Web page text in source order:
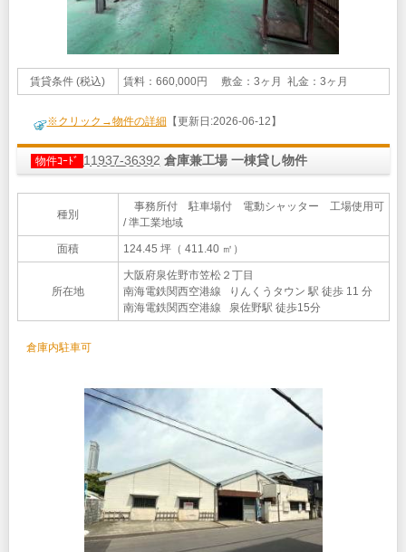
賃貸条件 (税込) 賃料：660,000円 敷金：3ヶ月 礼金：3ヶ月
※クリック→物件の詳細 【更新日:2026-06-12】
物件ｺｰﾄﾞ 11937-36392 倉庫兼工場 一棟貸し物件
種別
事務所付 駐車場付 電動シャッター 工場使用可
/ 準工業地域
面積 124.45 坪（ 411.40 ㎡）
所在地
大阪府泉佐野市笠松２丁目
南海電鉄関西空港線 りんくうタウン 駅 徒歩 11 分
南海電鉄関西空港線 泉佐野駅 徒歩15分
倉庫内駐車可